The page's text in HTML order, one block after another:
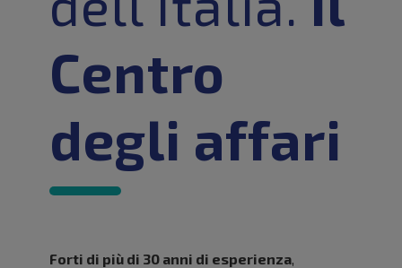
Centro
degli affari
Forti di più di 30 anni di esperienza,